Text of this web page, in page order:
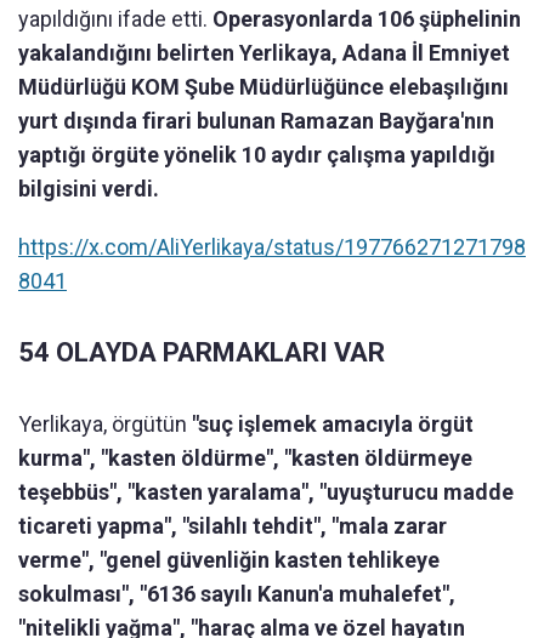
yapıldığını ifade etti. Operasyonlarda 106 şüphelinin
yakalandığını belirten Yerlikaya, Adana İl Emniyet
Müdürlüğü KOM Şube Müdürlüğünce elebaşılığını
yurt dışında firari bulunan Ramazan Bayğara'nın
yaptığı örgüte yönelik 10 aydır çalışma yapıldığı
bilgisini verdi.
https://x.com/AliYerlikaya/status/197766271271798
8041
54 OLAYDA PARMAKLARI VAR
Yerlikaya, örgütün "suç işlemek amacıyla örgüt
kurma", "kasten öldürme", "kasten öldürmeye
teşebbüs", "kasten yaralama", "uyuşturucu madde
ticareti yapma", "silahlı tehdit", "mala zarar
verme", "genel güvenliğin kasten tehlikeye
sokulması", "6136 sayılı Kanun'a muhalefet",
"nitelikli yağma", "haraç alma ve özel hayatın